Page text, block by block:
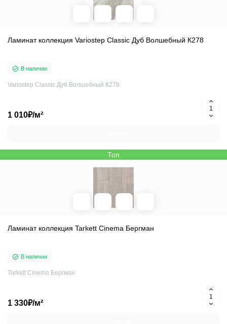
Ламинат коллекция Variostep Classic Дуб Волшебный К278
В наличии
Variostep Classic Дуб Волшебный К278
1 010₽/м²
Топ
Ламинат коллекция Tarkett Cinema Бергман
В наличии
Tarkett Cinema Бергман
1 330₽/м²